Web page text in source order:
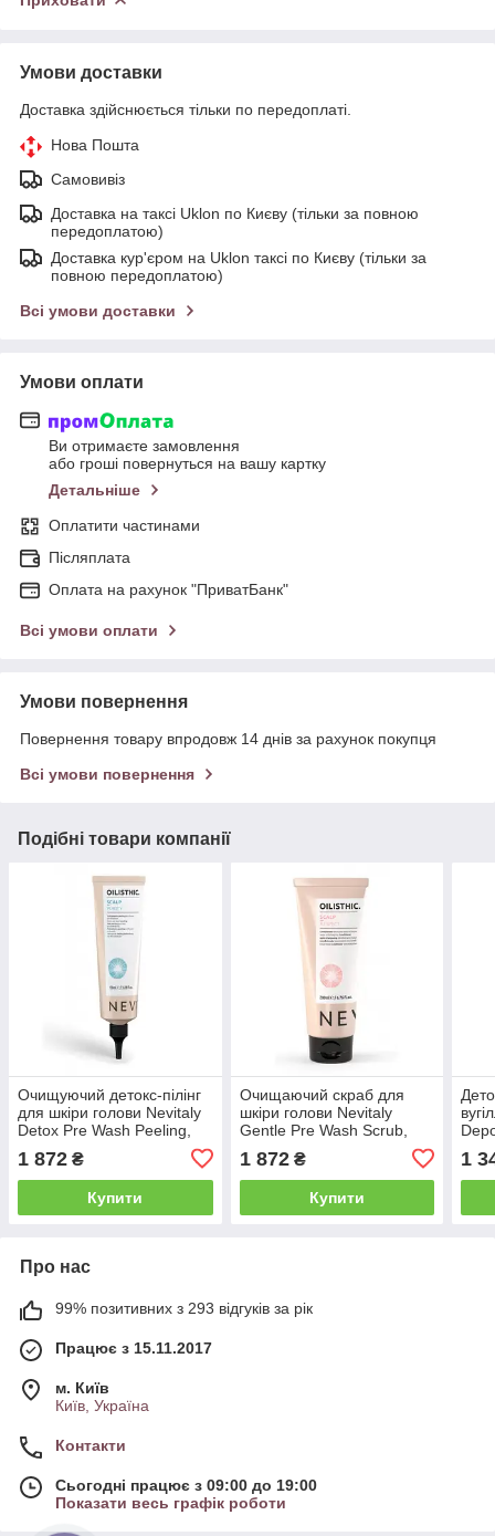
Умови доставки
Доставка здійснюється тільки по передоплаті.
Нова Пошта
Самовивіз
Доставка на таксі Uklon по Києву (тільки за повною
передоплатою)
Доставка кур'єром на Uklon таксі по Києву (тільки за
повною передоплатою)
Всі умови доставки
Умови оплати
Ви отримаєте замовлення
або гроші повернуться на вашу картку
Детальніше
Оплатити частинами
Післяплата
Оплата на рахунок "ПриватБанк"
Всі умови оплати
Умови повернення
Повернення товару впродовж 14 днів за рахунок покупця
Всі умови повернення
Подібні товари компанії
Очищуючий детокс-пілінг
для шкіри голови Nevitaly
Detox Pre Wash Peeling,
1 872 ₴
Купити
Очищаючий скраб для
шкіри голови Nevitaly
Gentle Pre Wash Scrub,
1 872₴
Купити
125
1
Про нас
99% позитивних з 293 відгуків за рік
Працює з 15.11.2017
м. Київ
Київ, Україна
Контакти
Сьогодні працює з 09:00 до 19:00
Показати весь графік роботи